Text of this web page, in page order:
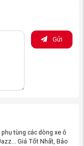
thọ của những
CRV 2018-
tiếp ra thị trường
Gửi
tùng các dòng xe ô
Giá Tốt Nhất, Bảo